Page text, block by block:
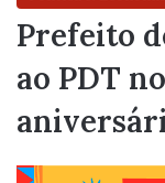
Prefeito
ao PDT